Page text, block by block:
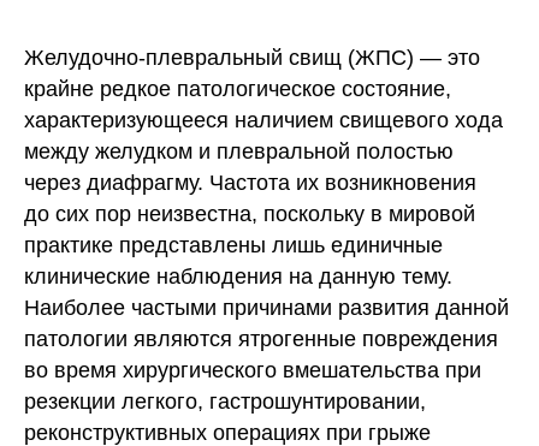
Желудочно-плевральный свищ (ЖПС) — это
крайне редкое патологическое состояние,
характеризующееся наличием свищевого хода
между желудком и плевральной полостью
через диафрагму. Частота их возникновения
до сих пор неизвестна, поскольку в мировой
практике представлены лишь единичные
клинические наблюдения на данную тему.
Наиболее частыми причинами развития данной
патологии являются ятрогенные повреждения
во время хирургического вмешательства при
резекции легкого, гастрошунтировании,
реконструктивных операциях при грыже